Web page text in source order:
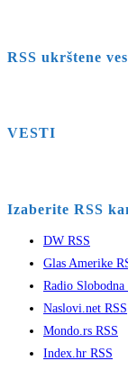
RSS ukrštene
VESTI
Izaberite RSS
DW RSS
Glas Amerike
Radio Slobodna
Naslovi.net RSS
Mondo.rs RSS
Index.hr RSS